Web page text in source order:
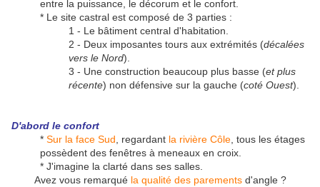
entre la puissance, le décorum et le confort.
* Le site castral est composé de 3 parties :
1 - Le bâtiment central d'habitation.
2 - Deux imposantes tours aux extrémités (décalées
vers le Nord).
3 - Une construction beaucoup plus basse (et plus
récente) non défensive sur la gauche (coté Ouest).
D'abord le confort
* Sur la face Sud , regardant la rivière Côle , tous les étages
possèdent des fenêtres à meneaux en croix.
* J'imagine la clarté dans ses salles.
Avez vous remarqué la qualité des parementsd'angle ?